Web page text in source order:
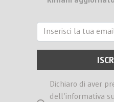
Dichiaro di aver
dell’informativa